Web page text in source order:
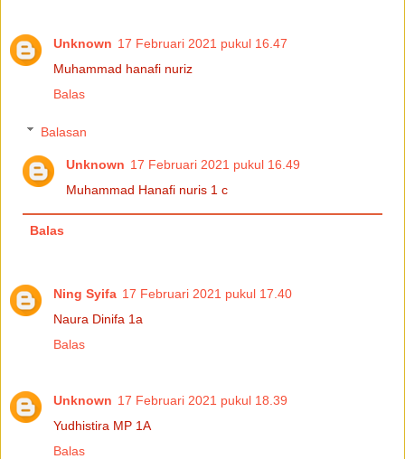
Unknown 17 Februari 2021 pukul 16.47
Muhammad hanafi nuriz
Balas
Balasan
Unknown 17 Februari 2021 pukul 16.49
Muhammad Hanafi nuris 1 c
Balas
Ning Syifa 17 Februari 2021 pukul 17.40
Naura Dinifa 1a
Balas
Unknown 17 Februari 2021 pukul 18.39
Yudhistira MP 1A
Balas